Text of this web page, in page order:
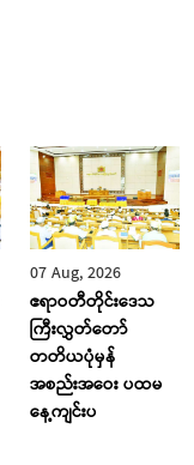
07 Aug, 2026
ဧရာဝတီတိုင်းဒေသ
ကြီးလွှတ်တော်
တတိယပုံမှန်
အစည်းအဝေး ပထမ
နေ့ကျင်းပ